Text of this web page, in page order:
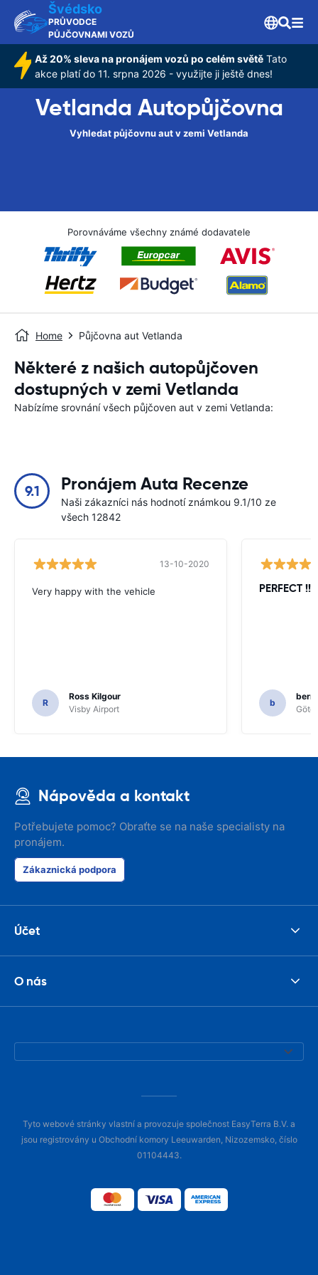
Švédsko
PRŮVODCE
PŮJČOVNAMI VOZŮ
Až 20% sleva na pronájem vozů po celém světě Tato
akce platí do 11. srpna 2026 - využijte ji ještě dnes!
Vetlanda Autopůjčovna
Vyhledat půjčovnu aut v zemi Vetlanda
Porovnáváme všechny známé dodavatele
Home Půjčovna aut Vetlanda
Některé z našich autopůjčoven
dostupných v zemi Vetlanda
Nabízíme srovnání všech půjčoven aut v zemi Vetlanda:
9.1 Pronájem Auta Recenze
Naši zákazníci nás hodnotí známkou 9.1/10 ze
všech 12842
13-10-2020
Very happy with the vehicle
R
Ross Kilgour
Visby Airport
PERFECT
b
Nápověda a kontakt
Potřebujete pomoc? Obraťte se na naše specialisty na
pronájem.
Zákaznická podpora
Účet
O nás
Tyto webové stránky vlastní a provozuje společnost EasyTerra B.V. a
jsou registrovány u Obchodní komory Leeuwarden, Nizozemsko, číslo
01104443.